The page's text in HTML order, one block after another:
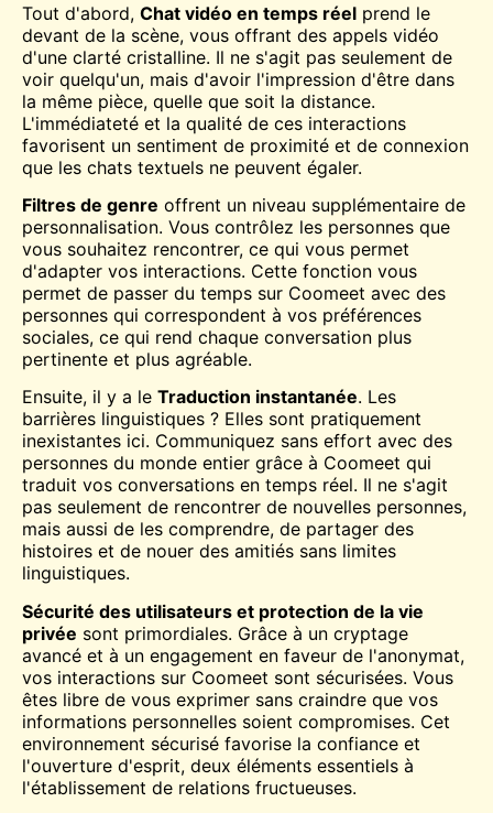
Tout d'abord, Chat vidéo en temps réel prend le
devant de la scène, vous offrant des appels vidéo
d'une clarté cristalline. Il ne s'agit pas seulement de
voir quelqu'un, mais d'avoir l'impression d'être dans
la même pièce, quelle que soit la distance.
L'immédiateté et la qualité de ces interactions
favorisent un sentiment de proximité et de connexion
que les chats textuels ne peuvent égaler.
Filtres de genre offrent un niveau supplémentaire de
personnalisation. Vous contrôlez les personnes que
vous souhaitez rencontrer, ce qui vous permet
d'adapter vos interactions. Cette fonction vous
permet de passer du temps sur Coomeet avec des
personnes qui correspondent à vos préférences
sociales, ce qui rend chaque conversation plus
pertinente et plus agréable.
Ensuite, il y a le Traduction instantanée. Les
barrières linguistiques ? Elles sont pratiquement
inexistantes ici. Communiquez sans effort avec des
personnes du monde entier grâce à Coomeet qui
traduit vos conversations en temps réel. Il ne s'agit
pas seulement de rencontrer de nouvelles personnes,
mais aussi de les comprendre, de partager des
histoires et de nouer des amitiés sans limites
linguistiques.
Sécurité des utilisateurs et protection de la vie
privée sont primordiales. Grâce à un cryptage
avancé et à un engagement en faveur de l'anonymat,
vos interactions sur Coomeet sont sécurisées. Vous
êtes libre de vous exprimer sans craindre que vos
informations personnelles soient compromises. Cet
environnement sécurisé favorise la confiance et
l'ouverture d'esprit, deux éléments essentiels à
l'établissement de relations fructueuses.